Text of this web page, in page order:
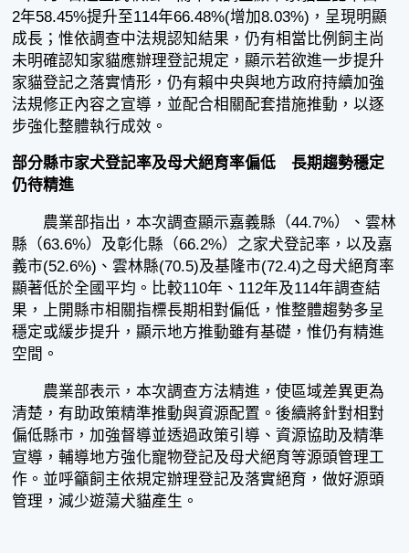
2年58.45%提升至114年66.48%(增加8.03%)，呈現明顯
成長；惟依調查中法規認知結果，仍有相當比例飼主尚
未明確認知家貓應辦理登記規定，顯示若欲進一步提升
家貓登記之落實情形，仍有賴中央與地方政府持續加強
法規修正內容之宣導，並配合相關配套措施推動，以逐
步強化整體執行成效。
部分縣市家犬登記率及母犬絕育率偏低 長期趨勢穩定
仍待精進
農業部指出，本次調查顯示嘉義縣（44.7%）、雲林
縣（63.6%）及彰化縣（66.2%）之家犬登記率，以及嘉
義市(52.6%)、雲林縣(70.5)及基隆市(72.4)之母犬絕育率
顯著低於全國平均。比較110年、112年及114年調查結
果，上開縣市相關指標長期相對偏低，惟整體趨勢多呈
穩定或緩步提升，顯示地方推動雖有基礎，惟仍有精進
空間。
農業部表示，本次調查方法精進，使區域差異更為
清楚，有助政策精準推動與資源配置。後續將針對相對
偏低縣市，加強督導並透過政策引導、資源協助及精準
宣導，輔導地方強化寵物登記及母犬絕育等源頭管理工
作。並呼籲飼主依規定辦理登記及落實絕育，做好源頭
管理，減少遊蕩犬貓產生。